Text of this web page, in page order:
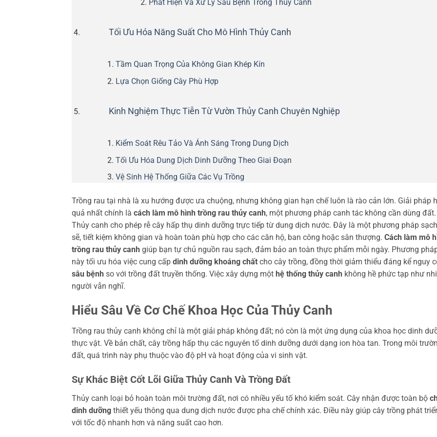
Phát Hiện Và Xử Lý Sâu Bệnh Trong Thủy Canh
Tối Ưu Hóa Năng Suất Cho Mô Hình Thủy Canh
Tầm Quan Trọng Của Không Gian Khép Kín
Lựa Chọn Giống Cây Phù Hợp
Kinh Nghiệm Thực Tiễn Từ Vườn Thủy Canh Chuyên Nghiệp
Kiểm Soát Rêu Tảo Và Ánh Sáng Trong Dung Dịch
Tối Ưu Hóa Dung Dịch Dinh Dưỡng Theo Giai Đoạn
Vệ Sinh Hệ Thống Giữa Các Vụ Trồng
Trồng rau tại nhà là xu hướng được ưa chuộng, nhưng không gian hạn chế luôn là rào cản lớn. Giải pháp
quả nhất chính là cách làm mô hình trồng rau thủy canh, một phương pháp canh tác không cần dùng đất.
Thủy canh cho phép rễ cây hấp thụ dinh dưỡng trực tiếp từ dung dịch nước. Đây là một phương pháp sạch
sẽ, tiết kiệm không gian và hoàn toàn phù hợp cho các căn hộ, ban công hoặc sân thượng. Cách làm mô
trồng rau thủy canh giúp bạn tự chủ nguồn rau sạch, đảm bảo an toàn thực phẩm mỗi ngày. Phương
này tối ưu hóa việc cung cấp dinh dưỡng khoáng chất cho cây trồng, đồng thời giảm thiểu đáng kể nguy
sâu bệnh so với trồng đất truyền thống. Việc xây dựng một hệ thống thủy canh không hề phức tạp như
người vẫn nghĩ.
Hiểu Sâu Về Cơ Chế Khoa Học Của Thủy Canh
Trồng rau thủy canh không chỉ là một giải pháp không đất; nó còn là một ứng dụng của khoa học dinh
thực vật. Về bản chất, cây trồng hấp thụ các nguyên tố dinh dưỡng dưới dạng ion hòa tan. Trong môi
đất, quá trình này phụ thuộc vào độ pH và hoạt động của vi sinh vật.
Sự Khác Biệt Cốt Lõi Giữa Thủy Canh Và Trồng Đất
Thủy canh loại bỏ hoàn toàn môi trường đất, nơi có nhiều yếu tố khó kiểm soát. Cây nhận được toàn bộ
dinh dưỡng thiết yếu thông qua dung dịch nước được pha chế chính xác. Điều này giúp cây trồng phát
với tốc độ nhanh hơn và năng suất cao hơn.